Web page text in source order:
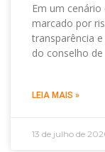
Em um
marcado por
transparência
do conselho de
LEIA MAIS »
13 de julho de